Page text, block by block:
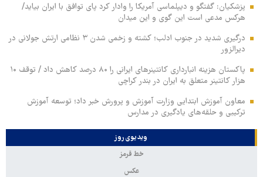
پزشکیان: گفتگو و دیپلماسی آمریکا را وادار کرد پای توافق با ایران بیاید/
هرکس مدعی است این گوی و این میدان
درگیری شدید در جنوب ادلب؛ کشته و زخمی شدن ۳ نظامی ارتش جولانی در
دیرالزور
پاکستان هزینه انبارداری کانتینرهای ایرانی را ۸۰ درصد کاهش داد / توقف ۱۰
هزار کانتینر متعلق به ایران در بندر کراچی
معاون آموزش ابتدایی وزارت آموزش و پرورش خبر داد؛ توسعه آموزش
ترکیبی و حلقه‌های یادگیری در مدارس
ویدیوی روز
خط قرمز
عکس